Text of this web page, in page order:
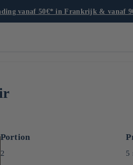
vanaf 50€* in Frankrijk & vanaf
Portion
2 5